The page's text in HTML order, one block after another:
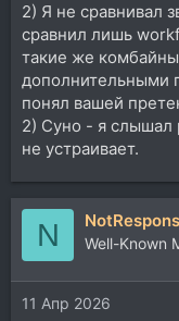
2) Я не сравнивал
сравнил лишь
такие же
дополнительными
понял вашей
2) Суно - я слышал
не устраивает.
N Well-Known
11 Апр 2026